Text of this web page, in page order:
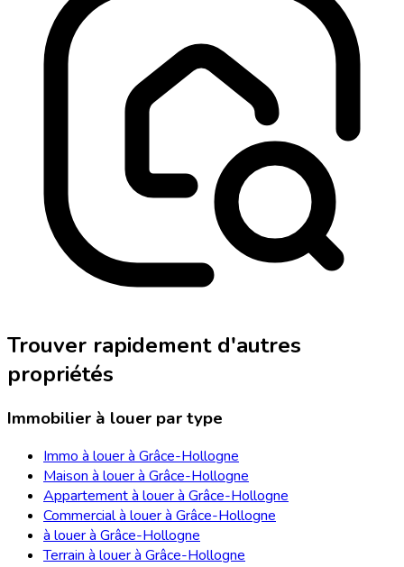
Trouver rapidement d'autres
propriétés
Immobilier à louer par type
Immo à louer à Grâce-Hollogne
Maison à louer à Grâce-Hollogne
Appartement à louer à Grâce-Hollogne
Commercial à louer à Grâce-Hollogne
à louer à Grâce-Hollogne
Terrain à louer à Grâce-Hollogne